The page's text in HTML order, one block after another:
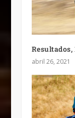
Resultados,
abril 26, 2021